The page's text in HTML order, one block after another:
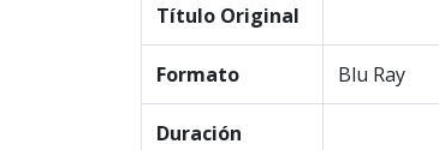
Título Original
Formato Blu Ray
Duración